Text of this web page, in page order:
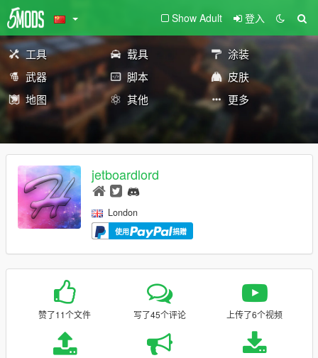
Show Adult 登入
工具 载具
涂装
武器
脚本
皮肤
地图
其他 更多
jetboardlord
London
使用 捐赠
赞了11个文件 写了45个评论 上传了6个视频